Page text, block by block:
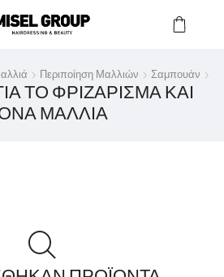
Περιποίηση Μαλλιών Σαμπουάν
ΤΟ ΦΡΙΖΆΡΙΣΜΑ ΚΑΙ
ΜΑΛΛΙΆ